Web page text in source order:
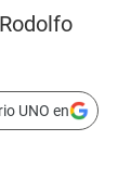
UNO en